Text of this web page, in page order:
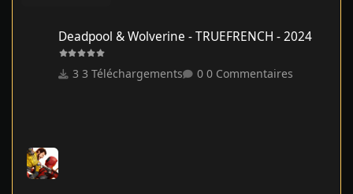
Deadpool & Wolverine - TRUEFRENCH - 2024
3 Téléchargements 0 Commentaires